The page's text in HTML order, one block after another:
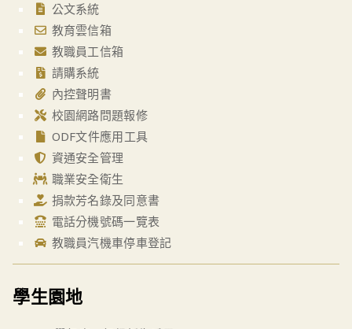
公文系統
教育雲信箱
教職員工信箱
請購系統
內控聲明書
校園網路問題報修
ODF文件應用工具
資通安全管理
職業安全衛生
捐款芳名錄及同意書
電話分機號碼一覽表
教職員汽機車停車登記
學生園地